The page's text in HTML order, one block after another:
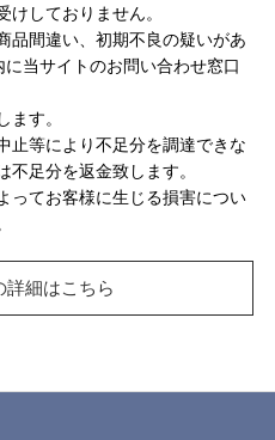
しておりません。
品間違い、初期不良の疑いがあ
当サイトのお問い合わせ窓口
す。
止等により不足分を調達できな
足分を返金致します。
ってお客様に生じる損害につい
細はこちら